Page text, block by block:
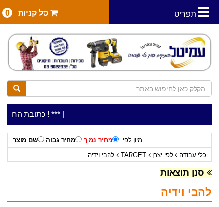
תפריט סל קניות 0
***כתובת החנות: רח' המלאכה 2, ביתן 8 ***כלי עבודה להשכרה בתעריף יומי משתלם ! ***
מיון לפי: מחיר נמוך מחיר גבוה
שם מוצר
כלי עבודה
לפי יצרן TARGET להבי וידיה
סנן תוצאות
להבי וידיה